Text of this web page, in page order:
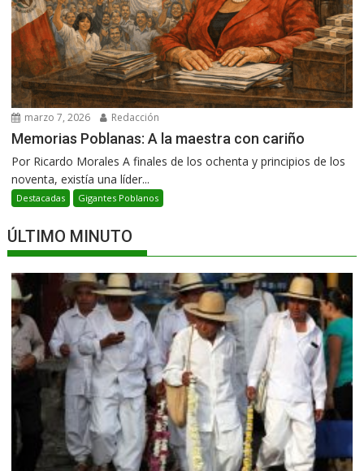
marzo 7, 2026 Redacción
Memorias Poblanas: A la maestra con cariño
Por Ricardo Morales A finales de los ochenta y principios de los
noventa, existía una líder...
Destacadas Gigantes Poblanos
ÚLTIMO MINUTO